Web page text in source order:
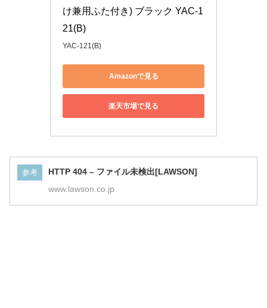
け兼用ふた付き) ブラック YAC-1
21(B)
YAC-121(B)
Amazonで見る
楽天市場で見る
参考 HTTP 404 – ファイル未検出[LAWSON]
www.lawson.co.jp